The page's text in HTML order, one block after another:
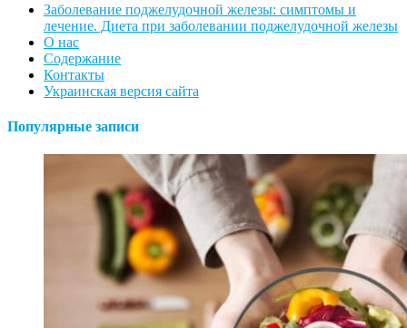
Заболевание поджелудочной железы: симптомы и
лечение. Диета при заболевании поджелудочной железы
О нас
Содержание
Контакты
Украинская версия сайта
Популярные записи